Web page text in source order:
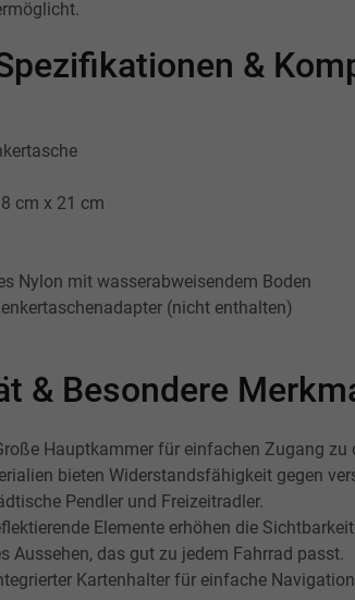
&
cm x 21 cm
Nylon mit wasserabweisendem Boden
(nicht enthalten)
& Besondere
Hauptkammer für einfachen Zugang zu
bieten Widerstandsfähigkeit gegen
Pendler und Freizeitradler.
Elemente erhöhen die
Aussehen, das gut zu jedem Fahrrad passt.
Kartenhalter für einfache